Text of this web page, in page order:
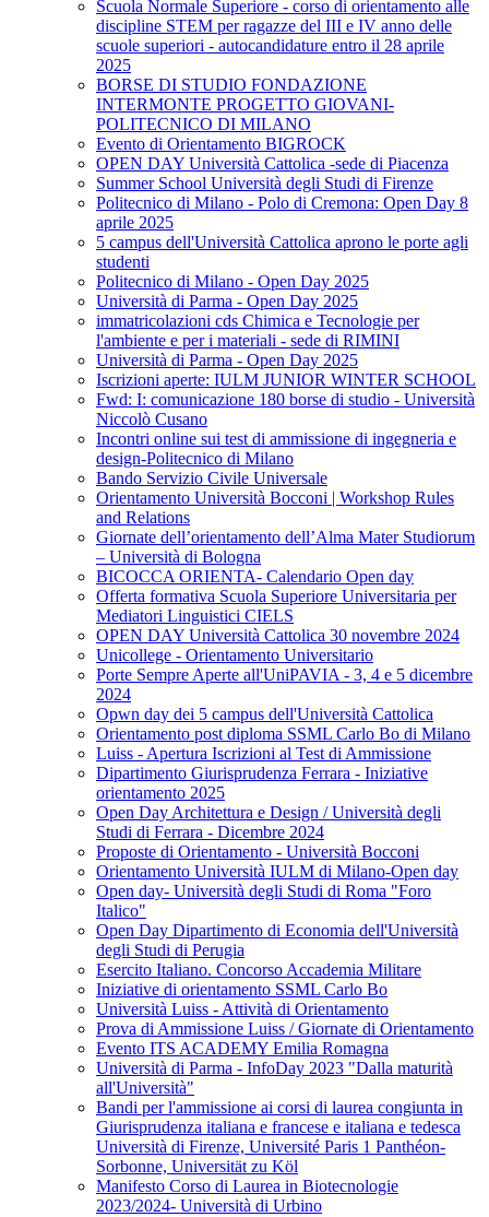
Scuola Normale Superiore - corso di orientamento alle
discipline STEM per ragazze del III e IV anno delle
scuole superiori - autocandidature entro il 28 aprile
2025
BORSE DI STUDIO FONDAZIONE
INTERMONTE PROGETTO GIOVANI-
POLITECNICO DI MILANO
Evento di Orientamento BIGROCK
OPEN DAY Università Cattolica -sede di Piacenza
Summer School Università degli Studi di Firenze
Politecnico di Milano - Polo di Cremona: Open Day 8
aprile 2025
5 campus dell'Università Cattolica aprono le porte agli
studenti
Politecnico di Milano - Open Day 2025
Università di Parma - Open Day 2025
immatricolazioni cds Chimica e Tecnologie per
l'ambiente e per i materiali - sede di RIMINI
Università di Parma - Open Day 2025
Iscrizioni aperte: IULM JUNIOR WINTER SCHOOL
Fwd: I: comunicazione 180 borse di studio - Università
Niccolò Cusano
Incontri online sui test di ammissione di ingegneria e
design-Politecnico di Milano
Bando Servizio Civile Universale
Orientamento Università Bocconi | Workshop Rules
and Relations
Giornate dell’orientamento dell’Alma Mater Studiorum
– Università di Bologna
BICOCCA ORIENTA- Calendario Open day
Offerta formativa Scuola Superiore Universitaria per
Mediatori Linguistici CIELS
OPEN DAY Università Cattolica 30 novembre 2024
Unicollege - Orientamento Universitario
Porte Sempre Aperte all'UniPAVIA - 3, 4 e 5 dicembre
2024
Opwn day dei 5 campus dell'Università Cattolica
Orientamento post diploma SSML Carlo Bo di Milano
Luiss - Apertura Iscrizioni al Test di Ammissione
Dipartimento Giurisprudenza Ferrara - Iniziative
orientamento 2025
Open Day Architettura e Design / Università degli
Studi di Ferrara - Dicembre 2024
Proposte di Orientamento - Università Bocconi
Orientamento Università IULM di Milano-Open day
Open day- Università degli Studi di Roma "Foro
Italico"
Open Day Dipartimento di Economia dell'Università
degli Studi di Perugia
Esercito Italiano. Concorso Accademia Militare
Iniziative di orientamento SSML Carlo Bo
Università Luiss - Attività di Orientamento
Prova di Ammissione Luiss / Giornate di Orientamento
Evento ITS ACADEMY Emilia Romagna
Università di Parma - InfoDay 2023 "Dalla maturità
all'Università"
Bandi per l'ammissione ai corsi di laurea congiunta in
Giurisprudenza italiana e francese e italiana e tedesca
Università di Firenze, Université Paris 1 Panthéon-
Sorbonne, Universität zu Köl
Manifesto Corso di Laurea in Biotecnologie
2023/2024- Università di Urbino